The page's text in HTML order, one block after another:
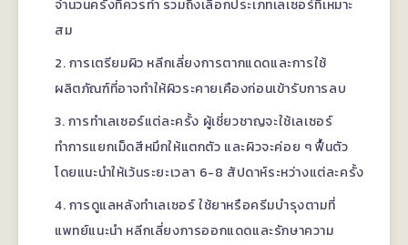
จำนวนครั้งที่ควรทำ รวมถึงเลือกประเภทเลเซอร์ที่เหมาะ
สม
การเตรียมผิว หลีกเลี่ยงการตากแดดและการใช้
ผลิตภัณฑ์ที่อาจทำให้ผิวระคายเคืองก่อนเข้ารับการลบ
การทำเลเซอร์แต่ละครั้ง ผู้เชี่ยวชาญจะใช้เลเซอร์
ทำการแยกเม็ดสีหมึกให้แตกตัว และผิวจะค่อย ๆ ฟื้นตัว
โดยแนะนำให้เว้นระยะเวลา 6-8 สัปดาห์ระหว่างแต่ละครั้ง
การดูแลหลังทำเลเซอร์ ใช้ยาหรือครีมบำรุงตามที่
แพทย์แนะนำ หลีกเลี่ยงการออกแดดและรักษาความ